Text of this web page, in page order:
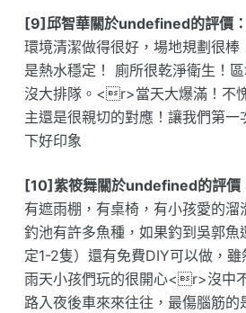
[9]邱智華關於undefined的評價：
環境清潔做得很好，場地規劃很
是熱水穩定！ 廁所很乾淨衛生！
沒大排隊。<r>當天大爆滿！不
主還是很親切的對應！讓我們第一
下好印象
[10]紫筱舞關於undefined的評價
有遮雨棚，有桌椅，有小孩愛的溜
釣池有許多魚種，如果釣到吳郭魚
定1-2隻）還有免費DIY可以做，
雨天小孩們玩的很開心<r>沒中
路入夜後車來來往往，最傷腦筋的